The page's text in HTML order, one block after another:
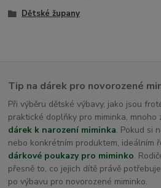
Dětské župany
Tip na dárek pro novorozené
Při výběru dětské výbavy, jako jsou
praktické doplňky pro miminka,
dárek k narození miminka. Pokud si
nebo konkrétním produktem, ideálním
dárkové poukazy pro miminko.
přesně to, co jejich dítě právě
po výbavu pro novorozené miminko.